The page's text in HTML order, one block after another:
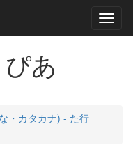
あ
・カタカナ) - た行